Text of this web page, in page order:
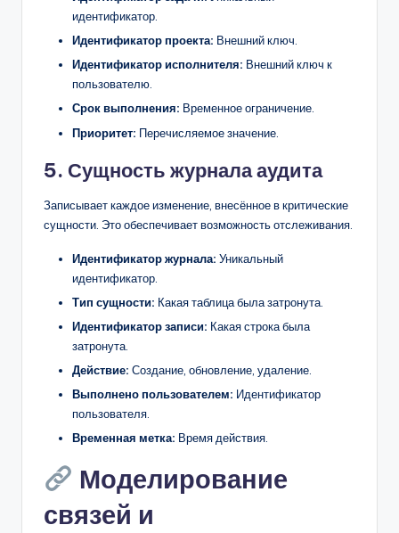
идентификатор.
Идентификатор проекта: Внешний ключ.
Идентификатор исполнителя: Внешний ключ к
пользователю.
Срок выполнения: Временное ограничение.
Приоритет: Перечисляемое значение.
5. Сущность журнала аудита
Записывает каждое изменение, внесённое в критические
сущности. Это обеспечивает возможность отслеживания.
Идентификатор журнала: Уникальный
идентификатор.
Тип сущности: Какая таблица была затронута.
Идентификатор записи: Какая строка была
затронута.
Действие: Создание, обновление, удаление.
Выполнено пользователем: Идентификатор
пользователя.
Временная метка: Время действия.
Моделирование
связей и